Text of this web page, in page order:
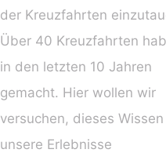
der Kreuzfahrten
Über 40 Kreuzfahrten
in den letzten 10 Jahren
gemacht. Hier wollen wir
versuchen, dieses
unsere Erlebnisse